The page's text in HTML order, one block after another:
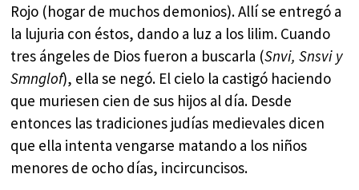
Rojo (hogar de muchos demonios). Allí se entregó a
la lujuria con éstos, dando a luz a los lilim. Cuando
tres ángeles de Dios fueron a buscarla (Snvi, Snsvi y
Smnglof), ella se negó. El cielo la castigó haciendo
que muriesen cien de sus hijos al día. Desde
entonces las tradiciones judías medievales dicen
que ella intenta vengarse matando a los niños
menores de ocho días, incircuncisos.